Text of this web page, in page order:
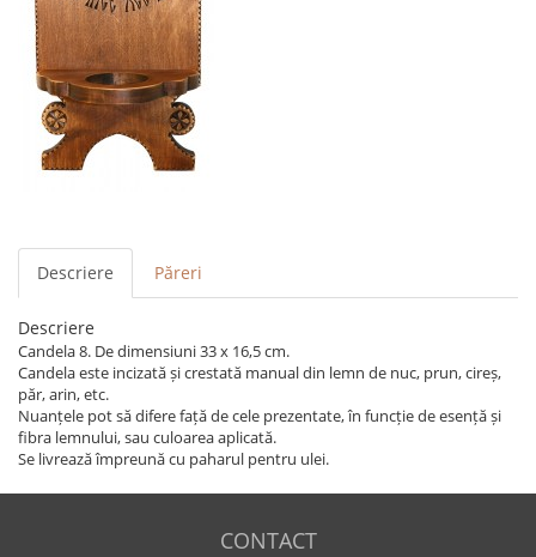
Descriere Păreri
Descriere
Candela 8. De dimensiuni 33 x 16,5 cm.
Candela este incizată și crestată manual din lemn de nuc, prun, cireș,
păr, arin, etc.
Nuanțele pot să difere față de cele prezentate, în funcție de esență și
fibra lemnului, sau culoarea aplicată.
Se livrează împreună cu paharul pentru ulei.
CONTACT